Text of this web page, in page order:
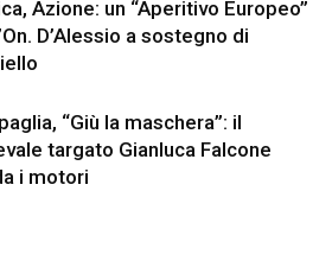
Azione: un “Aperitivo Europeo”
D’Alessio a sostegno di
“Giù la maschera”: il
targato Gianluca Falcone
i motori